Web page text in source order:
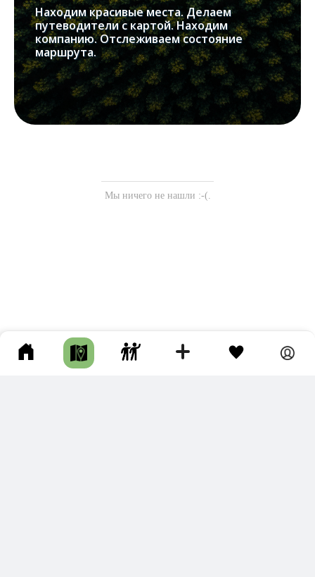
Находим красивые места. Делаем
путеводители с картой. Находим
компанию. Отслеживаем состояние
маршрута.
Мы ничего не нашли :-(.